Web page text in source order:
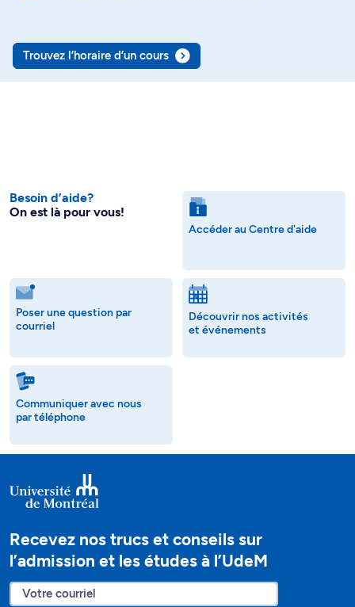
Trouvez l’horaire d’un cours
Besoin d’aide?
On est là pour vous!
Accéder au Centre d'aide
Poser une question par
courriel
Découvrir nos activités
et événements
Communiquer avec nous
par téléphone
Recevez nos trucs et conseils sur
l’admission et les études à l’UdeM